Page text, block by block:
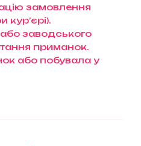
замовлення
або заводського
приманок.
або побувала у